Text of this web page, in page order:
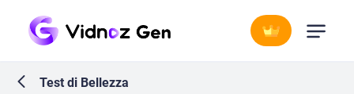
Test di Bellezza